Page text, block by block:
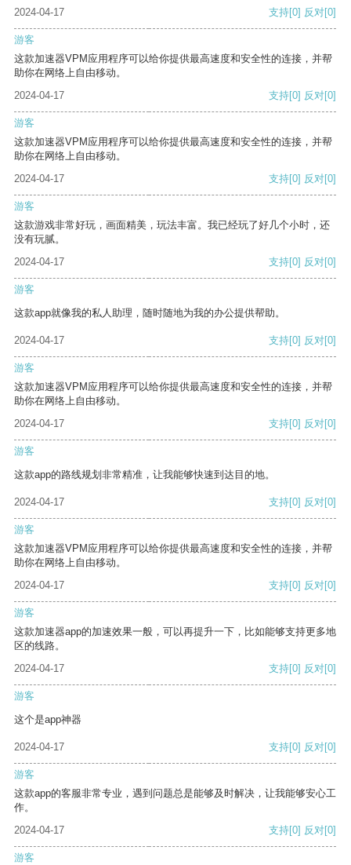
2024-04-17
支持[0] 反对[0]
游客
这款加速器VPM应用程序可以给你提供最高速度和安全性的连接，并帮
助你在网络上自由移动。
2024-04-17
支持[0] 反对[0]
游客
这款加速器VPM应用程序可以给你提供最高速度和安全性的连接，并帮
助你在网络上自由移动。
2024-04-17
支持[0] 反对[0]
游客
这款游戏非常好玩，画面精美，玩法丰富。我已经玩了好几个小时，还
没有玩腻。
2024-04-17
支持[0] 反对[0]
游客
这款app就像我的私人助理，随时随地为我的办公提供帮助。
2024-04-17 支持[0] 反对[0]
游客
这款加速器VPM应用程序可以给你提供最高速度和安全性的连接，并帮
助你在网络上自由移动。
2024-04-17
支持[0] 反对[0]
游客
这款app的路线规划非常精准，让我能够快速到达目的地。
2024-04-17 支持[0] 反对[0]
游客
这款加速器VPM应用程序可以给你提供最高速度和安全性的连接，并帮
助你在网络上自由移动。
2024-04-17
支持[0] 反对[0]
游客
这款加速器app的加速效果一般，可以再提升一下，比如能够支持更多地
区的线路。
2024-04-17
支持[0] 反对[0]
游客
这个是app神器
2024-04-17 支持[0] 反对[0]
游客
这款app的客服非常专业，遇到问题总是能够及时解决，让我能够安心工
作。
2024-04-17
支持[0] 反对[0]
游客